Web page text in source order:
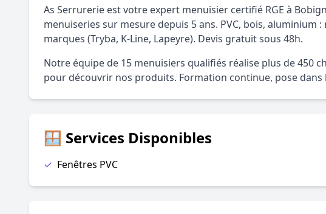
As Serrurerie est votre expert menuisier certifié RGE à
menuiseries sur mesure depuis 5 ans. PVC, bois, aluminium
marques (Tryba, K-Line, Lapeyre). Devis gratuit sous 48h.
Notre équipe de 15 menuisiers qualifiés réalise plus de 450
pour découvrir nos produits. Formation continue, pose dans
🪟 Services Disponibles
✓ Fenêtres PVC